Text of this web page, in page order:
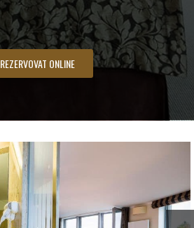
REZERVOVAT ONLINE